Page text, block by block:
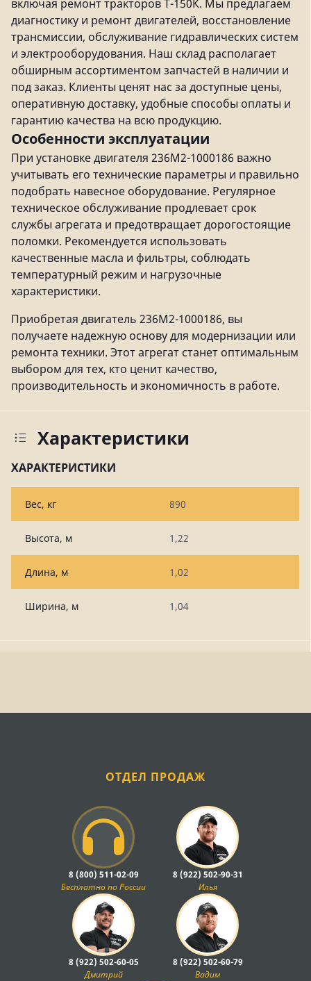
включая ремонт тракторов Т-150К. Мы предлагаем
диагностику и ремонт двигателей, восстановление
трансмиссии, обслуживание гидравлических систем
и электрооборудования. Наш склад располагает
обширным ассортиментом запчастей в наличии и
под заказ. Клиенты ценят нас за доступные цены,
оперативную доставку, удобные способы оплаты и
гарантию качества на всю продукцию.
Особенности эксплуатации
При установке двигателя 236М2-1000186 важно
учитывать его технические параметры и правильно
подобрать навесное оборудование. Регулярное
техническое обслуживание продлевает срок
службы агрегата и предотвращает дорогостоящие
поломки. Рекомендуется использовать
качественные масла и фильтры, соблюдать
температурный режим и нагрузочные
характеристики.
Приобретая двигатель 236М2-1000186, вы
получаете надежную основу для модернизации или
ремонта техники. Этот агрегат станет оптимальным
выбором для тех, кто ценит качество,
производительность и экономичность в работе.
Характеристики
ХАРАКТЕРИСТИКИ
Вес, кг 890
Высота, м 1,22
Длина, м 1,02
Ширина, м 1,04
ОТДЕЛ ПРОДАЖ
8 (800) 511-02-09
Бесплатно по России
8 (922) 502-90-31
Илья
8 (922) 502-60-05
Дмитрий
8 (922) 502-60-79
Вадим